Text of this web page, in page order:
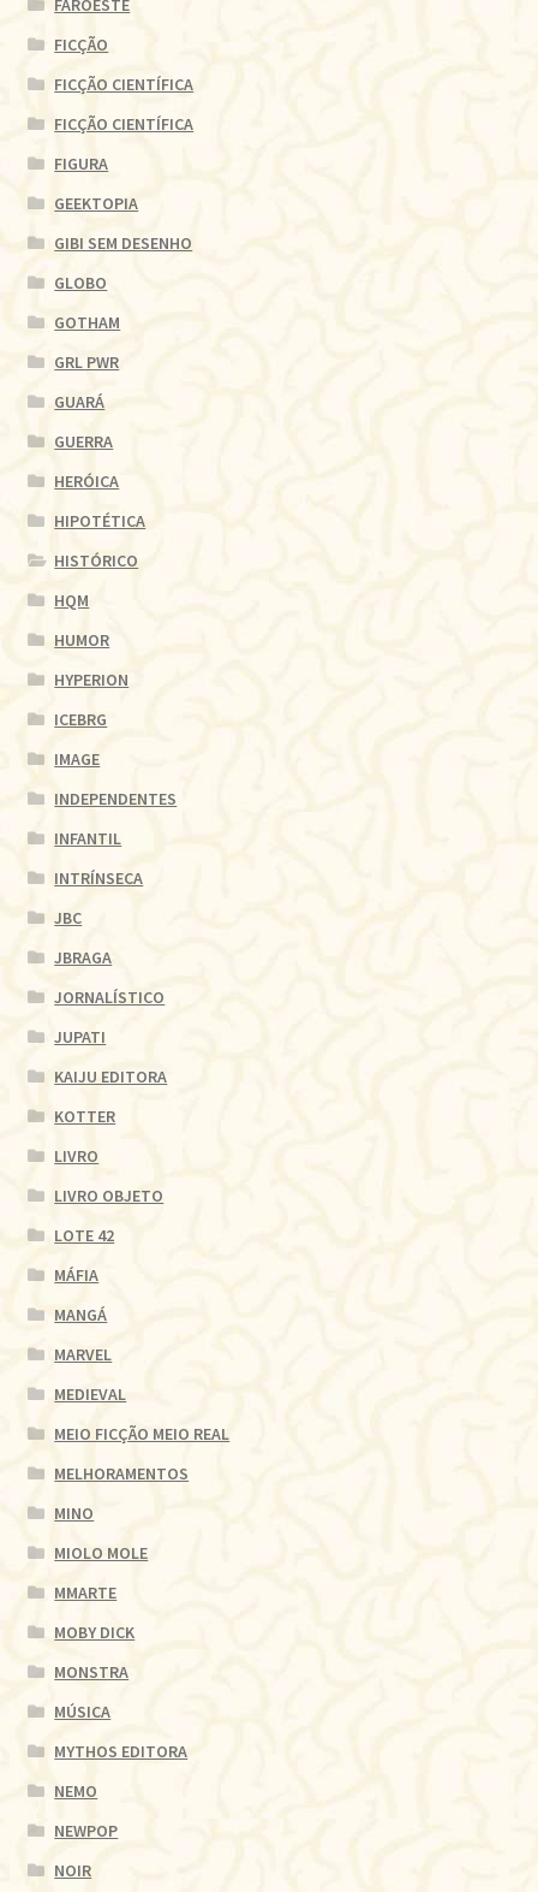
FAROESTE
FICÇÃO
FICÇÃO CIENTÍFICA
FICÇÃO CIENTÍFICA
FIGURA
GEEKTOPIA
GIBI SEM DESENHO
GLOBO
GOTHAM
GRL PWR
GUARÁ
GUERRA
HERÓICA
HIPOTÉTICA
HISTÓRICO
HQM
HUMOR
HYPERION
ICEBRG
IMAGE
INDEPENDENTES
INFANTIL
INTRÍNSECA
JBC
JBRAGA
JORNALÍSTICO
JUPATI
KAIJU EDITORA
KOTTER
LIVRO
LIVRO OBJETO
LOTE 42
MÁFIA
MANGÁ
MARVEL
MEDIEVAL
MEIO FICÇÃO MEIO REAL
MELHORAMENTOS
MINO
MIOLO MOLE
MMARTE
MOBY DICK
MONSTRA
MÚSICA
MYTHOS EDITORA
NEMO
NEWPOP
NOIR